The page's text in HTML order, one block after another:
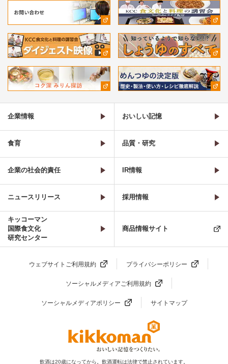
企業情報 おいしい記憶
食育 品質・研究
企業の社会的責任 IR情報
ニュースリリース 採用情報
キッコーマン
国際食文化
研究センター
商品情報サイト
ウェブサイトご利用規約 プライバシーポリシー
ソーシャルメディアご利用規約
ソーシャルメディアポリシー サイトマップ
飲酒は20歳になってから。飲酒運転は法律で禁止されています。